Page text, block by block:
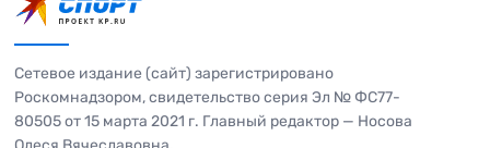
Сетевое издание (сайт) зарегистрировано
Роскомнадзором, свидетельство серия Эл № ФС77-
80505 от 15 марта 2021 г. Главный редактор — Носова